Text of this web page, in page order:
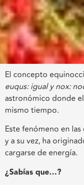
El concepto
euqus: igual y nox:
astronómico donde
mismo tiempo.
Este fenómeno en
y a su vez, ha
cargarse de energía.
¿Sabías que…?